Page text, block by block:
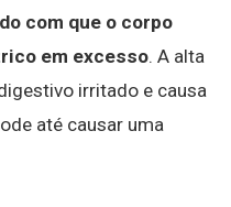
com que o corpo
em excesso. A alta
irritado e causa
até causar uma